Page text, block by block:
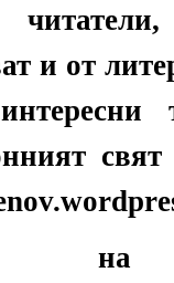
и от